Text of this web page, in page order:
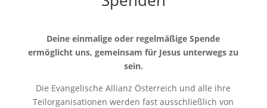
Deine einmalige oder regelmäßige Spende
ermöglicht uns, gemeinsam für Jesus unterwegs zu
sein.
Die Evangelische Allianz Österreich und alle ihre
Teilorganisationen werden fast ausschließlich von